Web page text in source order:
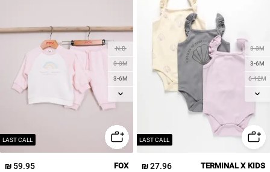
LAST CALL
0-3M
3-6M
6-12M
12-18M
27.96 ₪ TERMINAL X KIDS
LAST CALL
N.B
0-3M
3-6M
6-12M
12-18M
18-24M
59.95 ₪ FOX